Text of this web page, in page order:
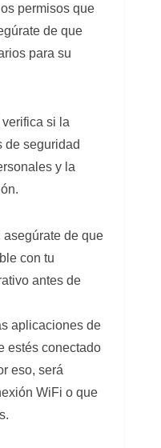
permisos que
de que
para su
si la
de seguridad
y la
de que
con tu
antes de
aplicaciones de
estés conectado
eso, será
WiFi o que